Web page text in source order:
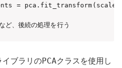
=
ど、後続の処理を行う
イブラリのPCAクラスを使用し